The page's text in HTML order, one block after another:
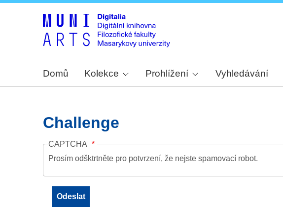
Domů Kolekce Prohlížení Vyhledávání
Challenge
CAPTCHA
Prosím odšktrtněte pro potvrzení, že nejste spamovací robot.